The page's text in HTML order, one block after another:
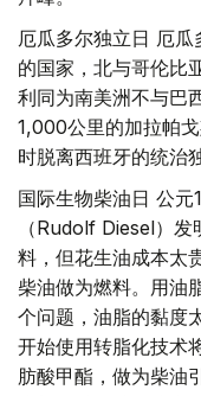
厄瓜多尔独立日 厄
的国家，北与哥伦比
利同为南美洲不与巴
1,000公里的加拉帕
时脱离西班牙的统治
国际生物柴油日 公元
（Rudolf Diesel）
料，但花生油成本太
柴油做为燃料。用油
个问题，油脂的黏度
开始使用转脂化技术
肪酸甲酯，做为柴油